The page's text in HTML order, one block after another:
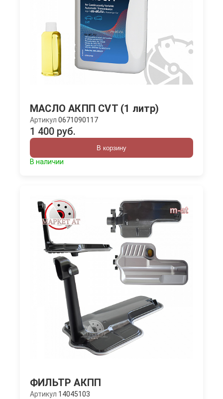
МАСЛО АКПП CVT (1 литр)
Артикул 0671090117
1 400 руб.
В корзину
В наличии
ФИЛЬТР АКПП
Артикул 14045103